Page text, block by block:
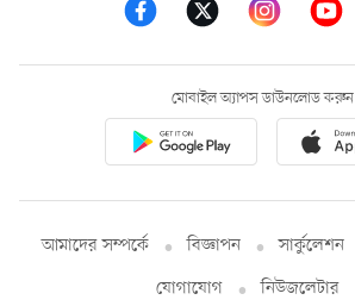
মোবাইল অ্যাপস ডাউনলোড করুন
আমাদের সম্পর্কে বিজ্ঞাপন সার্কুলেশন
যোগাযোগ
নিউজলেটার